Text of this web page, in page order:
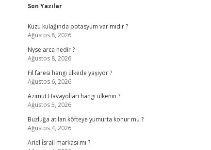
Sidebar
Son Yazılar
Kuzu kulağında potasyum var mıdır ?
Ağustos 8, 2026
Nyse arca nedir ?
Ağustos 8, 2026
Fil faresi hangi ülkede yaşıyor ?
Ağustos 6, 2026
Azimut Havayolları hangi ülkenin ?
Ağustos 5, 2026
Buzluğa atılan köfteye yumurta konur mu ?
Ağustos 4, 2026
Ariel İsrail markası mı ?